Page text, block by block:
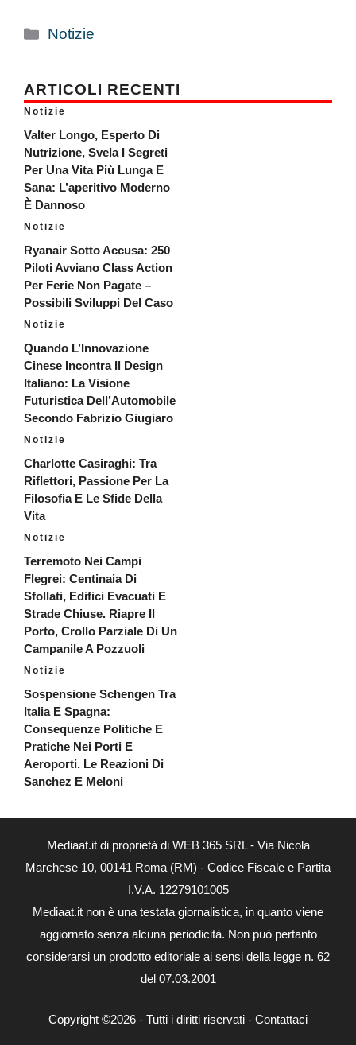
Categorie
Notizie
ARTICOLI RECENTI
Notizie
Valter Longo, Esperto Di
Nutrizione, Svela I Segreti
Per Una Vita Più Lunga E
Sana: L’aperitivo Moderno
È Dannoso
Notizie
Ryanair Sotto Accusa: 250
Piloti Avviano Class Action
Per Ferie Non Pagate –
Possibili Sviluppi Del Caso
Notizie
Quando L’Innovazione
Cinese Incontra Il Design
Italiano: La Visione
Futuristica Dell’Automobile
Secondo Fabrizio Giugiaro
Notizie
Charlotte Casiraghi: Tra
Riflettori, Passione Per La
Filosofia E Le Sfide Della
Vita
Notizie
Terremoto Nei Campi
Flegrei: Centinaia Di
Sfollati, Edifici Evacuati E
Strade Chiuse. Riapre Il
Porto, Crollo Parziale Di Un
Campanile A Pozzuoli
Notizie
Sospensione Schengen Tra
Italia E Spagna:
Consequenze Politiche E
Pratiche Nei Porti E
Aeroporti. Le Reazioni Di
Sanchez E Meloni
Mediaat.it di proprietà di WEB 365 SRL - Via Nicola
Marchese 10, 00141 Roma (RM) - Codice Fiscale e Partita
I.V.A. 12279101005
Mediaat.it non è una testata giornalistica, in quanto viene
aggiornato senza alcuna periodicità. Non può pertanto
considerarsi un prodotto editoriale ai sensi della legge n. 62
del 07.03.2001
Copyright ©2026 - Tutti i diritti riservati - Contattaci